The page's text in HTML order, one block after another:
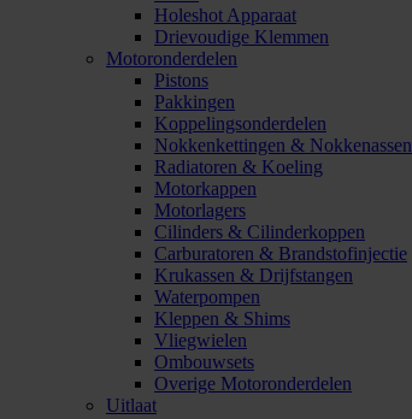
Holeshot Apparaat
Drievoudige Klemmen
Motoronderdelen
Pistons
Pakkingen
Koppelingsonderdelen
Nokkenkettingen & Nokkenassen
Radiatoren & Koeling
Motorkappen
Motorlagers
Cilinders & Cilinderkoppen
Carburatoren & Brandstofinjectie
Krukassen & Drijfstangen
Waterpompen
Kleppen & Shims
Vliegwielen
Ombouwsets
Overige Motoronderdelen
Uitlaat